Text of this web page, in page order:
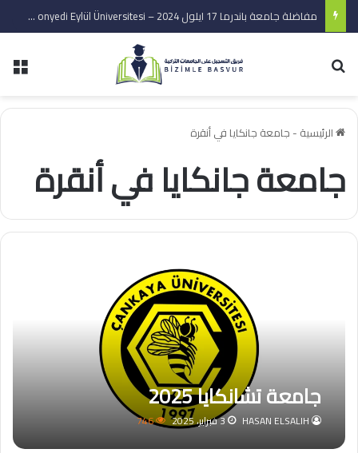
مفاضلة جامعة باندرما 17 ايلول 2024 – Bandırma onyedi Eylül Üniversitesi
الرئيسية - جامعة جانكايا في أنقرة
جامعة جانكايا في أنقرة
جامعة تشانكايا 2025
HASAN ELSALIH 3 فبراير، 2025 746